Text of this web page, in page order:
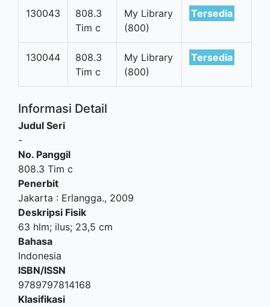
130043
808.3
Tim c
My Library
(800)
Tersedia
130044
808.3
Tim c
My Library
(800)
Tersedia
Informasi Detail
Judul Seri
-
No. Panggil
808.3 Tim c
Penerbit
Jakarta : Erlangga., 2009
Deskripsi Fisik
63 hlm; ilus; 23,5 cm
Bahasa
Indonesia
ISBN/ISSN
9789797814168
Klasifikasi